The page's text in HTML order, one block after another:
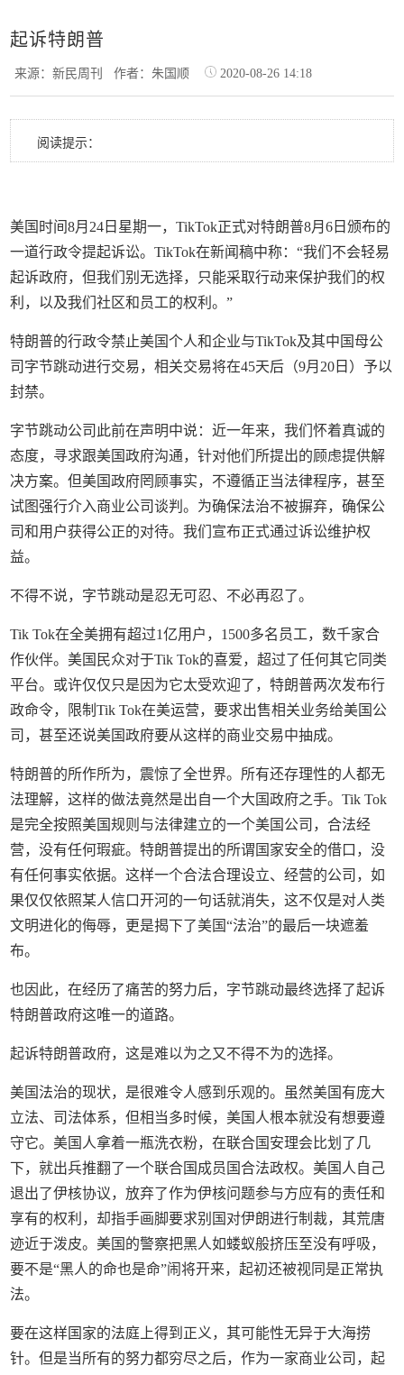
起诉特朗普
来源：新民周刊作者：朱国顺 2020-08-26 14:18
阅读提示：
美国时间8月24日星期一，TikTok正式对特朗普8月6日颁布的
一道行政令提起诉讼。TikTok在新闻稿中称：“我们不会轻易
起诉政府，但我们别无选择，只能采取行动来保护我们的权
利，以及我们社区和员工的权利。”
特朗普的行政令禁止美国个人和企业与TikTok及其中国母公
司字节跳动进行交易，相关交易将在45天后（9月20日）予以
封禁。
字节跳动公司此前在声明中说：近一年来，我们怀着真诚的
态度，寻求跟美国政府沟通，针对他们所提出的顾虑提供解
决方案。但美国政府罔顾事实，不遵循正当法律程序，甚至
试图强行介入商业公司谈判。为确保法治不被摒弃，确保公
司和用户获得公正的对待。我们宣布正式通过诉讼维护权
益。
不得不说，字节跳动是忍无可忍、不必再忍了。
Tik Tok在全美拥有超过1亿用户，1500多名员工，数千家合
作伙伴。美国民众对于Tik Tok的喜爱，超过了任何其它同类
平台。或许仅仅只是因为它太受欢迎了，特朗普两次发布行
政命令，限制Tik Tok在美运营，要求出售相关业务给美国公
司，甚至还说美国政府要从这样的商业交易中抽成。
特朗普的所作所为，震惊了全世界。所有还存理性的人都无
法理解，这样的做法竟然是出自一个大国政府之手。Tik Tok
是完全按照美国规则与法律建立的一个美国公司，合法经
营，没有任何瑕疵。特朗普提出的所谓国家安全的借口，没
有任何事实依据。这样一个合法合理设立、经营的公司，如
果仅仅依照某人信口开河的一句话就消失，这不仅是对人类
文明进化的侮辱，更是揭下了美国“法治”的最后一块遮羞
布。
也因此，在经历了痛苦的努力后，字节跳动最终选择了起诉
特朗普政府这唯一的道路。
起诉特朗普政府，这是难以为之又不得不为的选择。
美国法治的现状，是很难令人感到乐观的。虽然美国有庞大
立法、司法体系，但相当多时候，美国人根本就没有想要遵
守它。美国人拿着一瓶洗衣粉，在联合国安理会比划了几
下，就出兵推翻了一个联合国成员国合法政权。美国人自己
退出了伊核协议，放弃了作为伊核问题参与方应有的责任和
享有的权利，却指手画脚要求别国对伊朗进行制裁，其荒唐
迹近于泼皮。美国的警察把黑人如蝼蚁般挤压至没有呼吸，
要不是“黑人的命也是命”闹将开来，起初还被视同是正常执
法。
要在这样国家的法庭上得到正义，其可能性无异于大海捞
针。但是当所有的努力都穷尽之后，作为一家商业公司，起